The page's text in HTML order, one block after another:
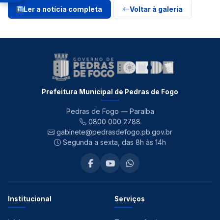
Ler a notícia completa Voltar à galeria
Prefeitura Municipal de Pedras de Fogo
Pedras de Fogo — Paraíba
0800 000 2788
gabinete@pedrasdefogo.pb.gov.br
Segunda a sexta, das 8h às 14h
Institucional Serviços